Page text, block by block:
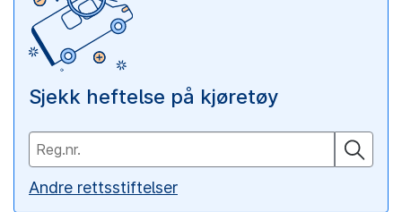
Sjekk heftelse på kjøretøy
Andre rettsstiftelser